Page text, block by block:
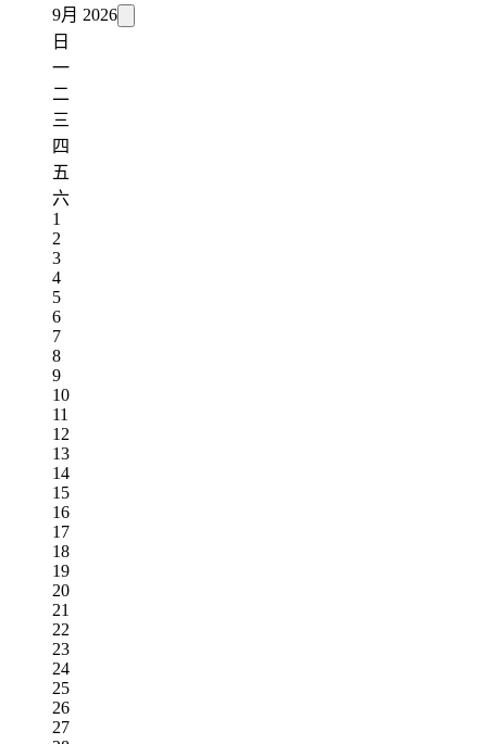
9月 2026
日
一
二
三
四
五
六
1
2
3
4
5
6
7
8
9
10
11
12
13
14
15
16
17
18
19
20
21
22
23
24
25
26
27